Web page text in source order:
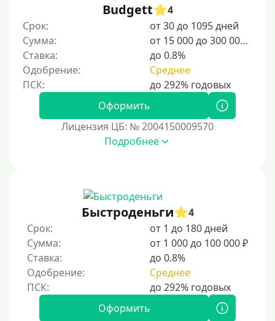
Budgett
4
Срок:
от 30 до 1095 дней
Сумма:
от 15 000 до 300 000 ₽
Ставка:
до 0.8%
Одобрение:
Среднее
Оформить
Лицензия ЦБ: № 2004150009570
Подробнее
Быстроденьги
4
Срок:
от 1 до 180 дней
Сумма:
от 1 000 до 100 000 ₽
Ставка:
до 0.8%
Одобрение:
Среднее
Оформить